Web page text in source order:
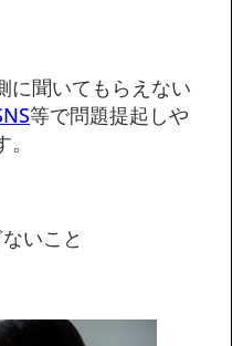
聞いてもらえない
等で問題提起しや
いこと